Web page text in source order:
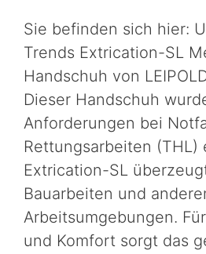
Sie befinden sich hier:
Trends Extrication-SL
Handschuh von
Dieser Handschuh
Anforderungen bei
Rettungsarbeiten (THL)
Extrication-SL
Bauarbeiten und
Arbeitsumgebungen.
und Komfort sorgt das